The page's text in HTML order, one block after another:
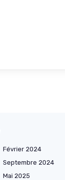
Février 2024
Septembre 2024
Mai 2025